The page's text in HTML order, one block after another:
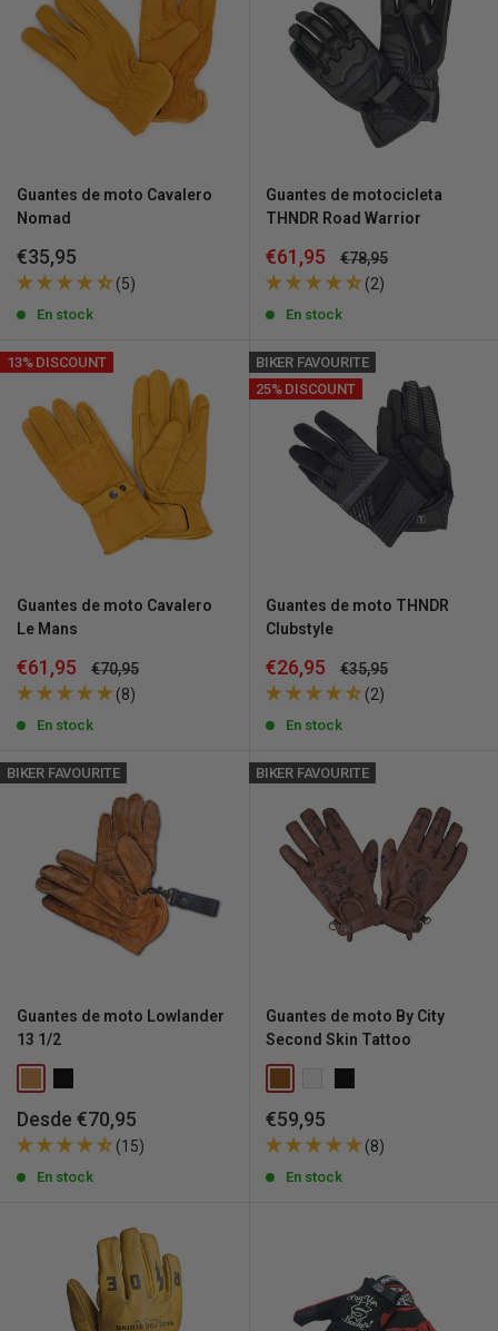
Guantes de moto Cavalero
Nomad
Precio
de
venta
€35,95
(5)
En stock
Guantes de motocicleta
THNDR Road Warrior
Precio
de
venta
€61,95
Precio
habitual
€78,95
(2)
En stock
13% DISCOUNT
Guantes de moto Cavalero
Le Mans
Precio
de
venta
€61,95
Precio
habitual
€70,95
(8)
En stock
BIKER FAVOURITE
25% DISCOUNT
Guantes de moto THNDR
Clubstyle
Precio
de
venta
€26,95
Precio
habitual
€35,95
(2)
En stock
BIKER FAVOURITE
Guantes de moto Lowlander
13 1/2
Precio
de
venta
Desde €70,95
(15)
En stock
BIKER FAVOURITE
Guantes de moto By City
Second Skin Tattoo
Precio
de
venta
€59,95
(8)
En stock